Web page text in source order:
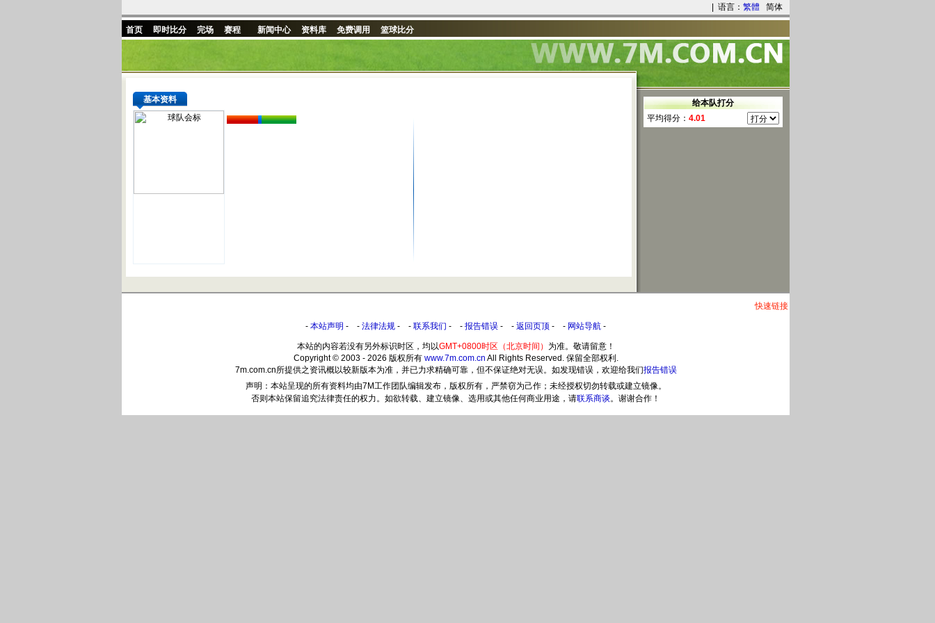
| 语言： 繁體 简体
首页 即时比分 完场 赛程 新闻中心 资料库 免费调用 篮球比分
基本资料
快速链接
- 本站声明 - - 法律法规 - - 联系我们 - - 报告错误 - - 返回页顶 - - 网站导航 -
本站的内容若没有另外标识时区，均以GMT+0800时区（北京时间） 为准。敬请留意！
Copyright © 2003 - 2026 版权所有 www.7m.com.cn All Rights Reserved. 保留全部权利.
7m.com.cn所提供之资讯概以较新版本为准，并已力求精确可靠，但不保证绝对无误。如发现错误，欢迎给我们报告错误
声明：本站呈现的所有资料均由7M工作团队编辑发布，版权所有，严禁窃为己作；未经授权切勿转载或建立镜像。
否则本站保留追究法律责任的权力。如欲转载、建立镜像、选用或其他任何商业用途，请联系商谈。谢谢合作！